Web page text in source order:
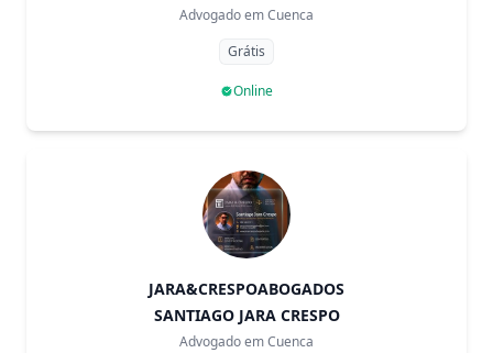
Advogado emCuenca
Grátis
Online
JARA&CRESPOABOGADOS
SANTIAGO JARA CRESPO
Advogado emCuenca